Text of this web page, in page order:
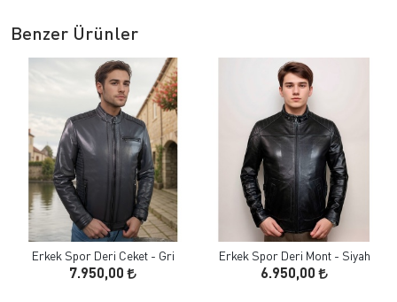
Benzer Ürünler
Erkek Spor Deri Ceket - Gri
7.950,00
Erkek Spor Deri Mont - Siyah
6.950,00